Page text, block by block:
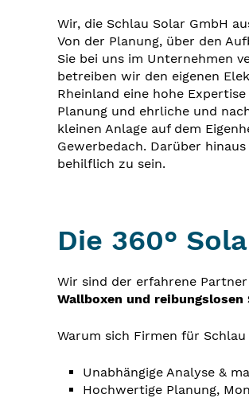
Wir, die Schlau Solar GmbH
Von der Planung, über den
Sie bei uns im Unternehmen
betreiben wir den eigenen
Rheinland eine hohe
Planung und ehrliche und
kleinen Anlage auf dem
Gewerbedach. Darüber
behilflich zu sein.
Die 360°
Wir sind der erfahrene
Wallboxen und reibungslosen
Warum sich Firmen für
Unabhängige Analyse &
Hochwertige Planung,